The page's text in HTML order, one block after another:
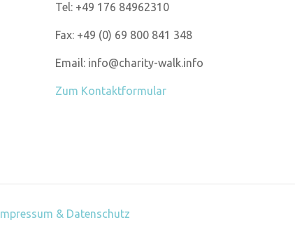
Tel: +49 176 84962310
Fax: +49 (0) 69 800 841 348
Email: info@charity-walk.info
Zum Kontaktformular
Impressum & Datenschutz